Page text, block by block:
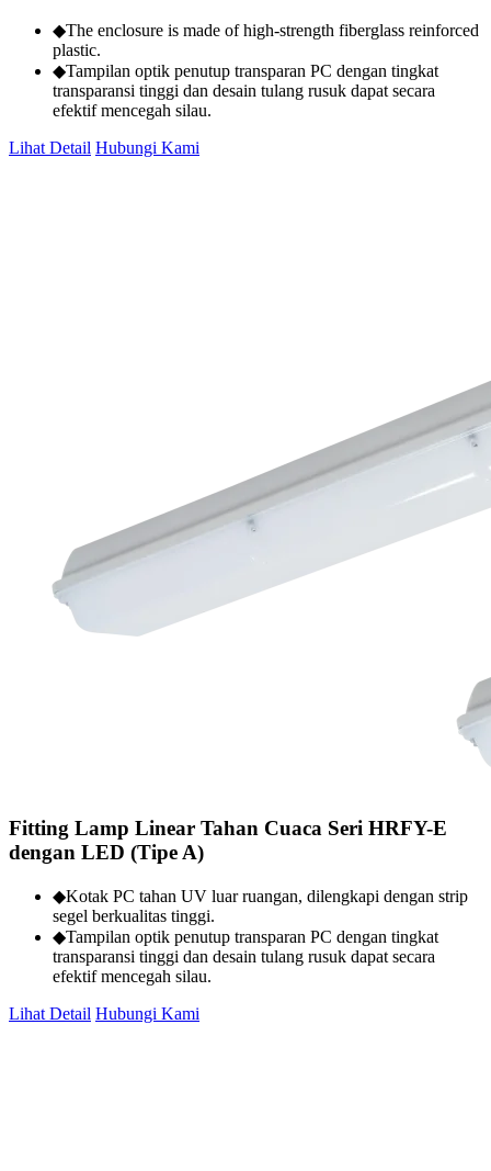
◆The enclosure is made of high-strength fiberglass reinforced
plastic.
◆Tampilan optik penutup transparan PC dengan tingkat
transparansi tinggi dan desain tulang rusuk dapat secara
efektif mencegah silau.
Lihat Detail Hubungi Kami
Fitting Lamp Linear Tahan Cuaca Seri HRFY-E
dengan LED (Tipe A)
◆Kotak PC tahan UV luar ruangan, dilengkapi dengan strip
segel berkualitas tinggi.
◆Tampilan optik penutup transparan PC dengan tingkat
transparansi tinggi dan desain tulang rusuk dapat secara
efektif mencegah silau.
Lihat Detail Hubungi Kami